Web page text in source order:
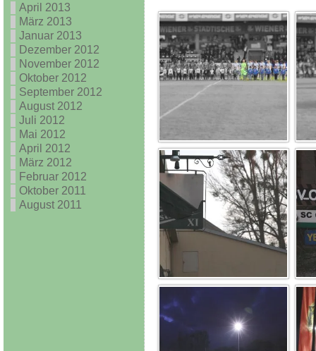
April 2013
März 2013
Januar 2013
Dezember 2012
November 2012
Oktober 2012
September 2012
August 2012
Juli 2012
Mai 2012
April 2012
März 2012
Februar 2012
Oktober 2011
August 2011